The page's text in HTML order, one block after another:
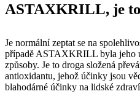
ASTAXKRILL, je
Je normální zeptat se na
případě ASTAXKRILL byla jeho
způsoby. Je to droga složená
antioxidantu, jehož účinky jsou
blahodárné účinky na lidské